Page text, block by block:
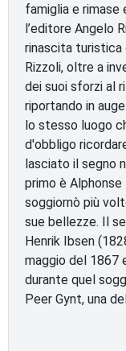
famiglia e
l’editore Angelo
rinascita turistica
Rizzoli, oltre a
dei suoi sforzi al
riportando in
lo stesso luogo
d'obbligo
lasciato il segno
primo è
soggiornò più
sue bellezze. Il
Henrik Ibsen
maggio del 1867
durante quel
Peer Gynt, una